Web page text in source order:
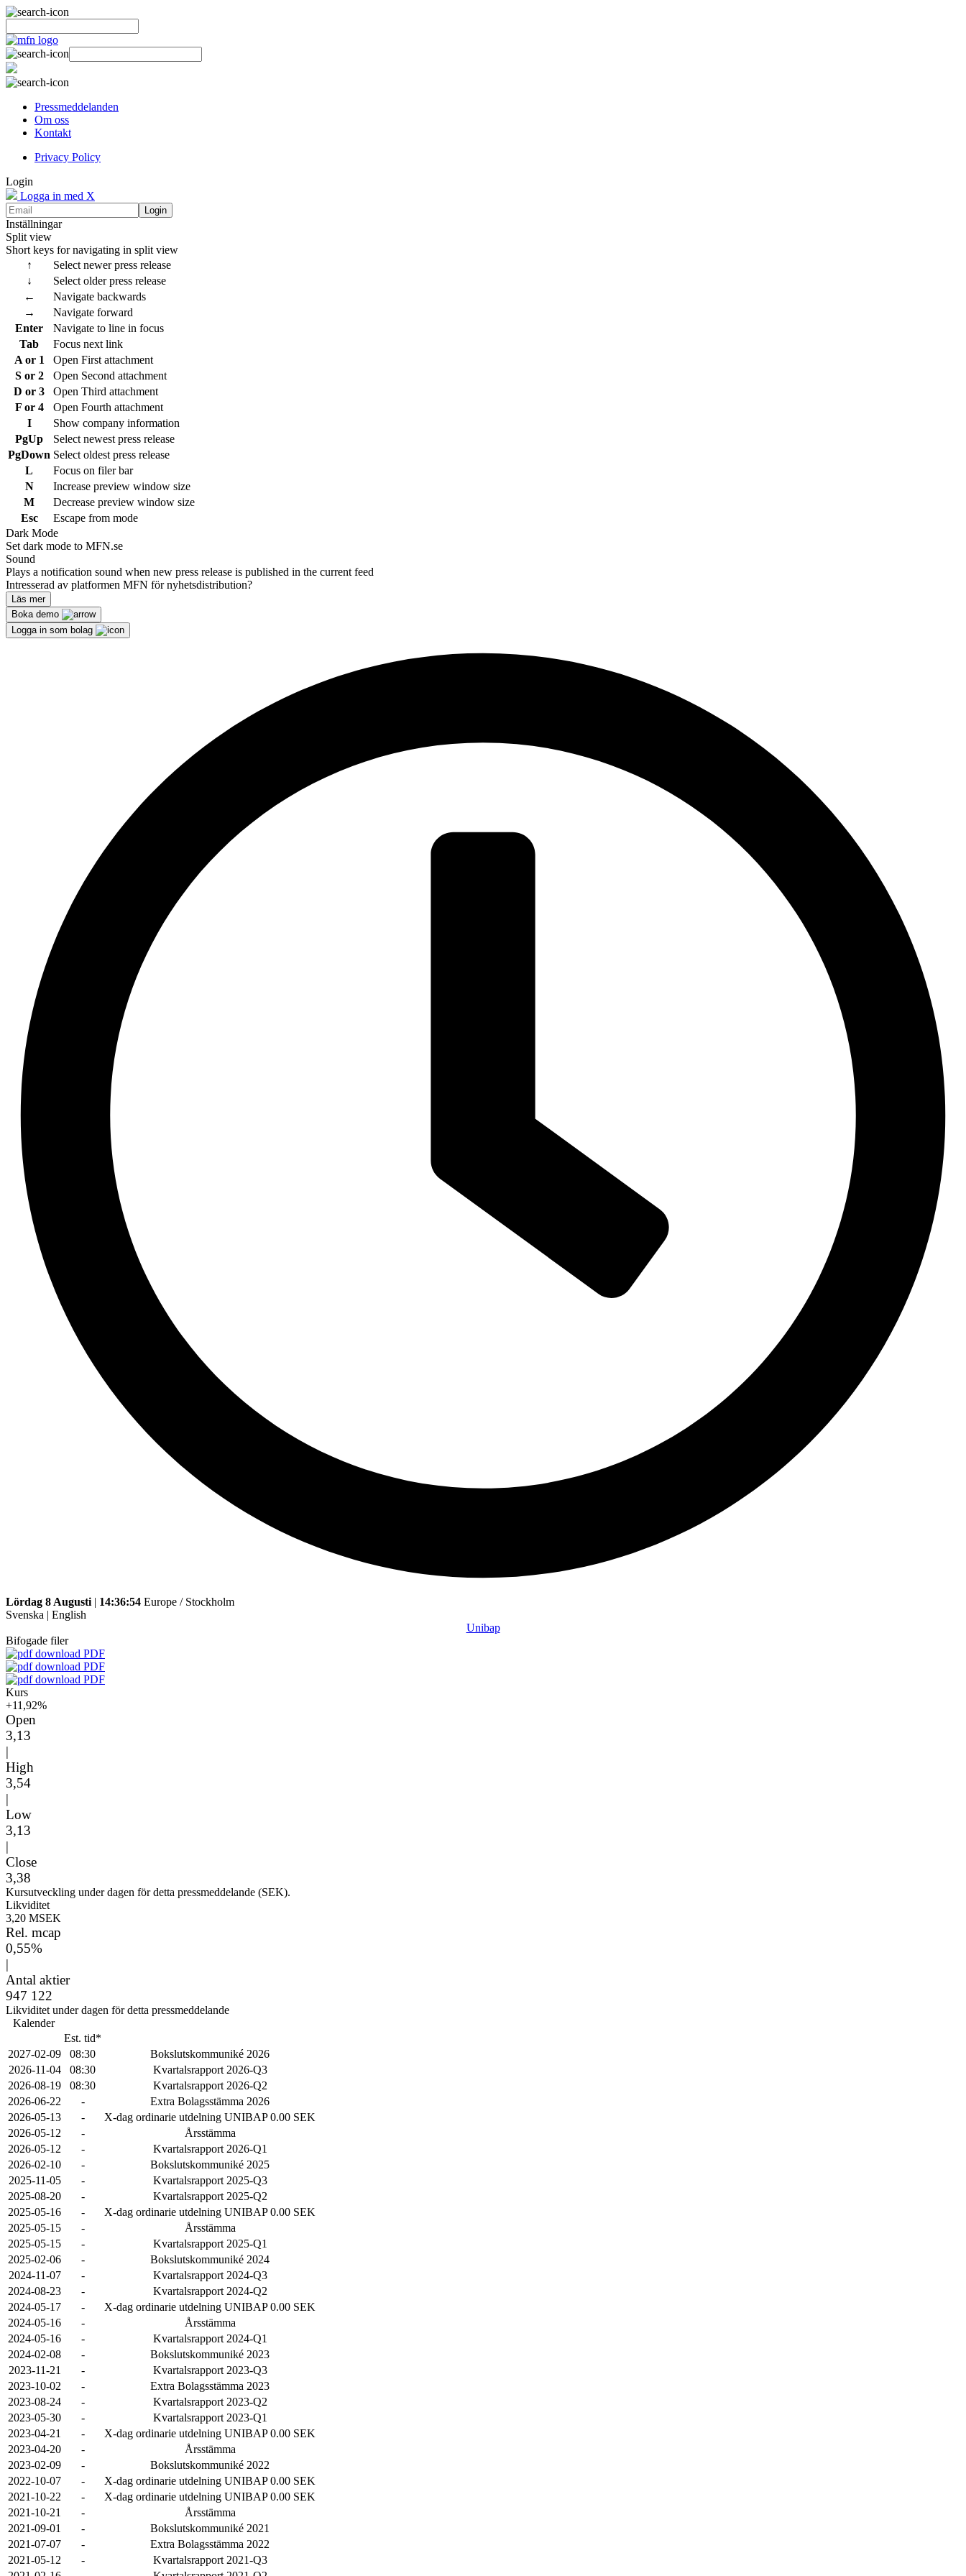
Pressmeddelanden
Om oss
Kontakt
Privacy Policy
Login
Logga in med X
Login
Inställningar
Split view
Short keys for navigating in split view
↑
Select newer press release
↓
Select older press release
←
Navigate backwards
→
Navigate forward
Enter
Navigate to line in focus
Tab
Focus next link
A or 1
Open First attachment
S or 2
Open Second attachment
D or 3
Open Third attachment
F or 4
Open Fourth attachment
I
Show company information
PgUp
Select newest press release
PgDown Select oldest press release
L
Focus on filer bar
N
Increase preview window size
M
Decrease preview window size
Esc
Escape from mode
Dark Mode
Set dark mode to MFN.se
Sound
Plays a notification sound when new press release is published in the current feed
Intresserad av platformen MFN för nyhetsdistribution?
Läs mer
Boka demo
Logga in som bolag
Lördag 8 Augusti | 14:36:54 Europe / Stockholm
Svenska | English
Unibap
Bifogade filer
PDF
PDF
PDF
Kurs
+11,92%
Open
3,13
|
High
3,54
|
Low
3,13
|
Close
3,38
Kursutveckling under dagen för detta pressmeddelande (SEK).
Likviditet
3,20 MSEK
Rel. mcap
0,55%
|
Antal aktier
947 122
Likviditet under dagen för detta pressmeddelande
Kalender
Est. tid*
2027-02-09
08:30
Bokslutskommuniké 2026
2026-11-04
08:30
Kvartalsrapport 2026-Q3
2026-08-19
08:30
Kvartalsrapport 2026-Q2
2026-06-22
-
Extra Bolagsstämma 2026
2026-05-13
-
X-dag ordinarie utdelning UNIBAP 0.00 SEK
2026-05-12
-
Årsstämma
2026-05-12
-
Kvartalsrapport 2026-Q1
2026-02-10
-
Bokslutskommuniké 2025
2025-11-05
-
Kvartalsrapport 2025-Q3
2025-08-20
-
Kvartalsrapport 2025-Q2
2025-05-16
-
X-dag ordinarie utdelning UNIBAP 0.00 SEK
2025-05-15
-
Årsstämma
2025-05-15
-
Kvartalsrapport 2025-Q1
2025-02-06
-
Bokslutskommuniké 2024
2024-11-07
-
Kvartalsrapport 2024-Q3
2024-08-23
-
Kvartalsrapport 2024-Q2
2024-05-17
-
X-dag ordinarie utdelning UNIBAP 0.00 SEK
2024-05-16
-
Årsstämma
2024-05-16
-
Kvartalsrapport 2024-Q1
2024-02-08
-
Bokslutskommuniké 2023
2023-11-21
-
Kvartalsrapport 2023-Q3
2023-10-02
-
Extra Bolagsstämma 2023
2023-08-24
-
Kvartalsrapport 2023-Q2
2023-05-30
-
Kvartalsrapport 2023-Q1
2023-04-21
-
X-dag ordinarie utdelning UNIBAP 0.00 SEK
2023-04-20
-
Årsstämma
2023-02-09
-
Bokslutskommuniké 2022
2022-10-07
-
X-dag ordinarie utdelning UNIBAP 0.00 SEK
2021-10-22
-
X-dag ordinarie utdelning UNIBAP 0.00 SEK
2021-10-21
-
Årsstämma
2021-09-01
-
Bokslutskommuniké 2021
2021-07-07
-
Extra Bolagsstämma 2022
2021-05-12
-
Kvartalsrapport 2021-Q3